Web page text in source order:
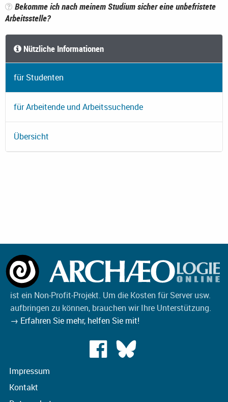
Bekomme ich nach meinem Studium sicher eine unbefristete
Arbeitsstelle?
Nützliche Informationen
für Studenten
für Arbeitende und Arbeitssuchende
Übersicht
ist ein Non-Profit-Projekt. Um die Kosten für Server usw.
aufbringen zu können, brauchen wir Ihre Unterstützung.
→ Erfahren Sie mehr, helfen Sie mit!
Impressum
Kontakt